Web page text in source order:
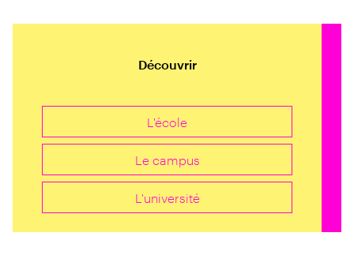
Découvrir
L'école
Le campus
L'université